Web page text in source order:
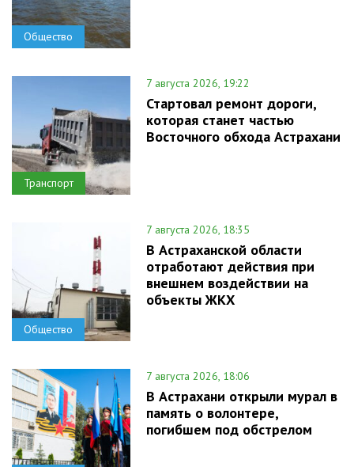
Общество
Транспорт
7 августа 2026, 19:22
Стартовал ремонт дороги,
которая станет частью
Восточного обхода Астрахани
Общество
7 августа 2026, 18:35
В Астраханской области
отработают действия при
внешнем воздействии на
объекты ЖКХ
7 августа 2026, 18:06
В Астрахани открыли мурал в
память о волонтере,
погибшем под обстрелом